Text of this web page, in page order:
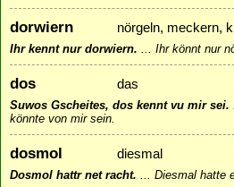
dorwiern nörgeln, meckern,
Ihr kennt nur dorwiern. Ihr könnt nur
dos das
Suwos Gscheites, dos kennt vu mir sei.
könnte von mir sein.
dosmol diesmal
Dosmol hattr net racht. Diesmal hatte